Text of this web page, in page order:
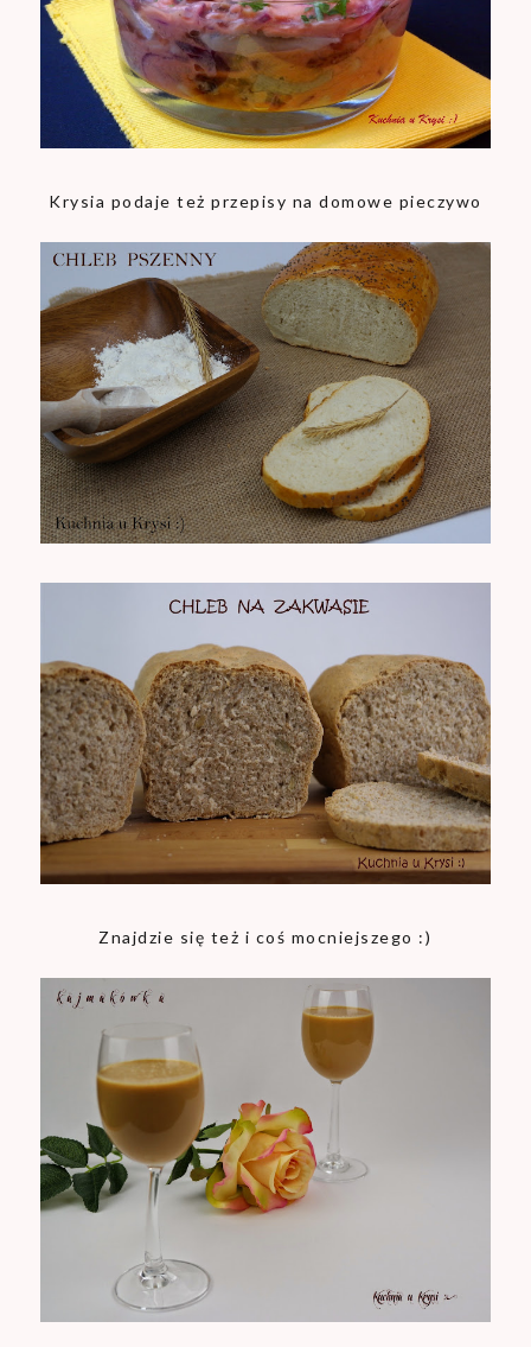
Krysia podaje też przepisy na domowe pieczywo
Znajdzie się też i coś mocniejszego :)